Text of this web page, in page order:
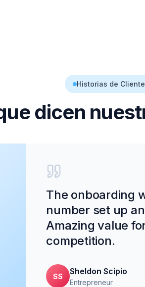
Historias de
dicen
The onboarding
number set up
Amazing value
competition.
SS
Sheldon Scipio
Entrepreneur